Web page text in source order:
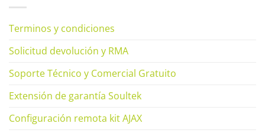
Terminos y condiciones
Solicitud devolución y RMA
Soporte Técnico y Comercial Gratuito
Extensión de garantía Soultek
Configuración remota kit AJAX